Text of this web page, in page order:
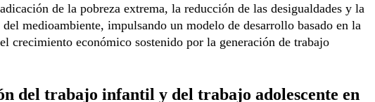
de la pobreza extrema, la reducción de las desigualdades y la
medioambiente, impulsando un modelo de desarrollo basado en la
crecimiento económico sostenido por la generación de trabajo
del trabajo infantil y del trabajo adolescente en